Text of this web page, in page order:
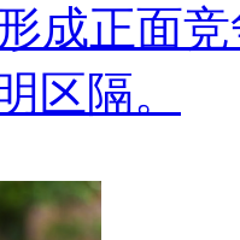
成正面
区隔。